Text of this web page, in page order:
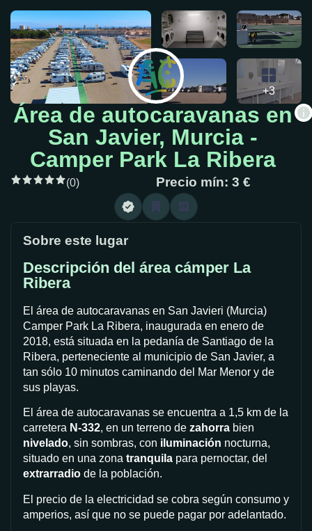
+3
Área de autocaravanas en
San Javier, Murcia -
Camper Park La Ribera
(0) Precio mín: 3 €
Sobre este lugar
Descripción del área cámper La
Ribera
El área de autocaravanas en San Javieri (Murcia)
Camper Park La Ribera, inaugurada en enero de
2018, está situada en la pedanía de Santiago de la
Ribera, perteneciente al municipio de San Javier, a
tan sólo 10 minutos caminando del Mar Menor y de
sus playas.
El área de autocaravanas se encuentra a 1,5 km de la
carretera N-332, en un terreno de zahorra bien
nivelado, sin sombras, con iluminación nocturna,
situado en una zona tranquila para pernoctar, del
extrarradio de la población.
El precio de la electricidad se cobra según consumo y
amperios, así que no se puede pagar por adelantado.